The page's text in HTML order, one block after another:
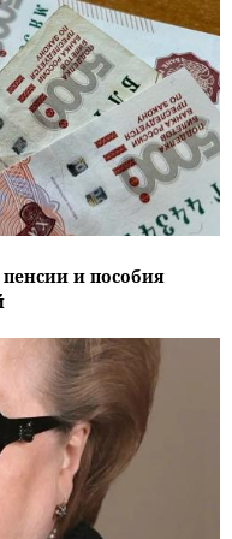
пенсии и пособия